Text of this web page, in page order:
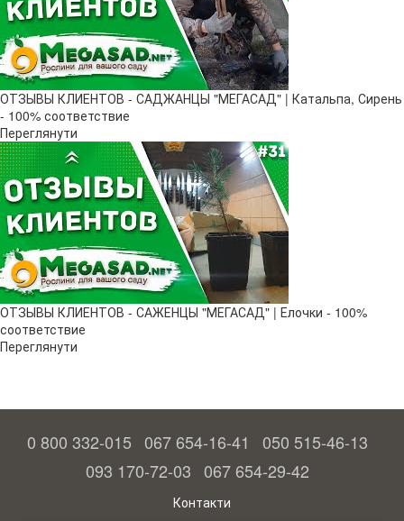
ОТЗЫВЫ КЛИЕНТОВ - САДЖАНЦЫ "МЕГАСАД" | Катальпа, Сирень
- 100% соответствие
Переглянути
ОТЗЫВЫ КЛИЕНТОВ - САЖЕНЦЫ "МЕГАСАД" | Елочки - 100%
соответствие
Переглянути
0 800 332-015 067 654-16-41
050 515-46-13
093 170-72-03 067 654-29-42
Контакти